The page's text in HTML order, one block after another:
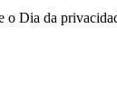
Dia da